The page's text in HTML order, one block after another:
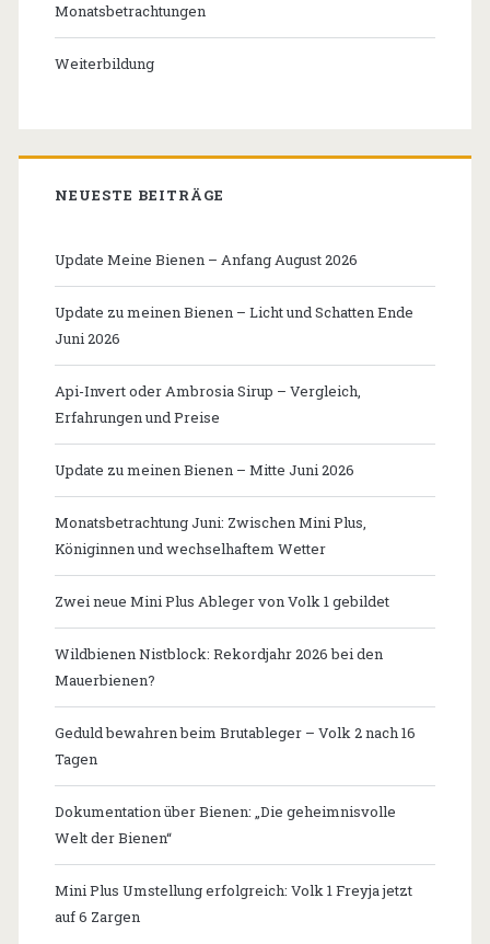
Monatsbetrachtungen
Weiterbildung
NEUESTE BEITRÄGE
Update Meine Bienen – Anfang August 2026
Update zu meinen Bienen – Licht und Schatten Ende
Juni 2026
Api-Invert oder Ambrosia Sirup – Vergleich,
Erfahrungen und Preise
Update zu meinen Bienen – Mitte Juni 2026
Monatsbetrachtung Juni: Zwischen Mini Plus,
Königinnen und wechselhaftem Wetter
Zwei neue Mini Plus Ableger von Volk 1 gebildet
Wildbienen Nistblock: Rekordjahr 2026 bei den
Mauerbienen?
Geduld bewahren beim Brutableger – Volk 2 nach 16
Tagen
Dokumentation über Bienen: „Die geheimnisvolle
Welt der Bienen“
Mini Plus Umstellung erfolgreich: Volk 1 Freyja jetzt
auf 6 Zargen